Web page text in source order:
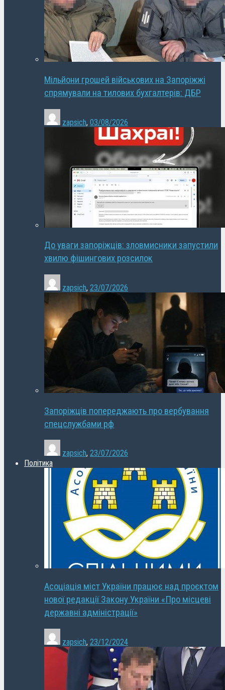
Мільйони грошей військових на Запоріжжі
спрямували на тилових бухгалтерів: ДБР
zapsich, 03/08/2026
До уваги запоріжців: зловмисники запустили
хвилю фішингових розсилок
zapsich, 23/07/2026
Запоріжців попереджають про вербування
спецслужбами рф
zapsich, 23/07/2026
Політика
Асоціація міст України працює над проєктом
нової редакції Закону України «Про місцеві
державні адміністрації»
zapsich, 23/12/2024